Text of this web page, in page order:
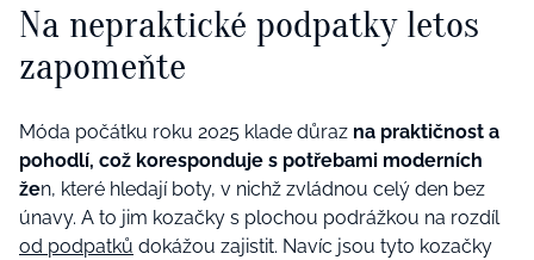
Na nepraktické podpatky letos
zapomeňte
Móda počátku roku 2025 klade důraz na praktičnost a
pohodlí, což koresponduje s potřebami moderních
žen, které hledají boty, v nichž zvládnou celý den bez
únavy. A to jim kozačky s plochou podrážkou na rozdíl
od podpatků dokážou zajistit. Navíc jsou tyto kozačky